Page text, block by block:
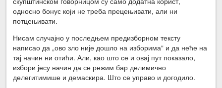
односно бонус који не треба прецењивати, али ни
потцењивати.
Нисам случајно у последњем предизборном тексту
написао да „ово зло није дошло на изборима“ и да неће на
тај начин ни отићи. Али, као што се и овај пут показало,
избори јесу начин да се режим бар делимично
делегитимише и демаскира. Што се управо и догодило.